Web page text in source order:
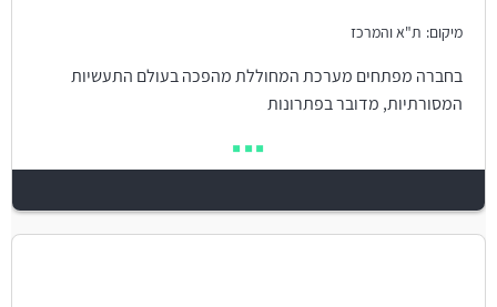
מיקום: ת"א והמרכז
בחברה מפתחים מערכת המחוללת מהפכה בעולם התעשיות
המסורתיות, מדובר בפתרונות